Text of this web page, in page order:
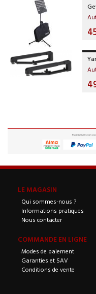
LE MAGASIN
Qui sommes-nous ?
Informations pratiques
Nous contacter
COMMANDE EN LIGNE
Modes de paiement
Garanties et SAV
Conditions de vente